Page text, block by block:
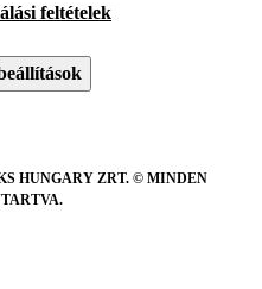
feltételek
HUNGARY ZRT. © MINDEN